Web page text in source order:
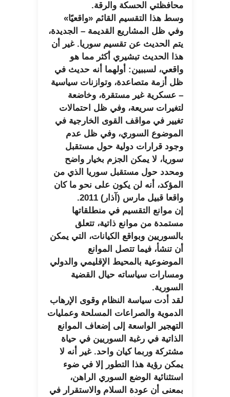
محافظتي الحسكة والرقة.
وسط هذا التقسيم القائم «واقعيًا»
وفي ظل المشاريع القديمة – الجديدة،
يتم الحديث عن تقسيم سوريا. غير أن
هذا الحديث تبشيري أكثر مما هو
واقعي، لسببين: أولهما أنه حديث في
ظل أزمة متصاعدة، وتوازنات سياسية
– عسكرية غير مستقرة، وخاضعة
لتغيرات سريعة، وفي ظل احتمالات
تغيير في مواقف القوى الخارجية في
الموضوع السوري، وفي ظل عدم
وجود قرارات دولية حول مستقبل
سوريا، لا يمكن الجزم بخيار واضح
ومحدد حول مستقبل سوريا الذي من
المؤكد، أنه لن يكون على نحو ما كان
واقعا قبيل مارس (آذار) 2011.
إن موانع التقسيم في منطلقاتها
مستمدة من موانع ذاتية، تتعلق
بالسوريين وبواقع الكيانات، التي يمكن
أن تنشأ، فيما تتصل الموانع
الموضوعية بالمحيط الإقليمي والدولي
ومسارات سياساته حيال القضية
السورية.
لقد أدت سياسة النظام وقوى الإرهاب
الدموية والصراعات المسلحة وعمليات
التهجير الواسعة إلى إضعاف الموانع
الذاتية في رغبة السوريين في حياة
مشتركة وربما كيان واحد. غير أنه لا
يمكن رؤية هذا التطور إلا في ضوء
استثنائية الوضع السوري الراهن،
بمعنى أن عودة السلام والاستقرار في